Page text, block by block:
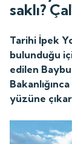
saklı?
Tarihi İpek
bulunduğu
edilen
yüzüne